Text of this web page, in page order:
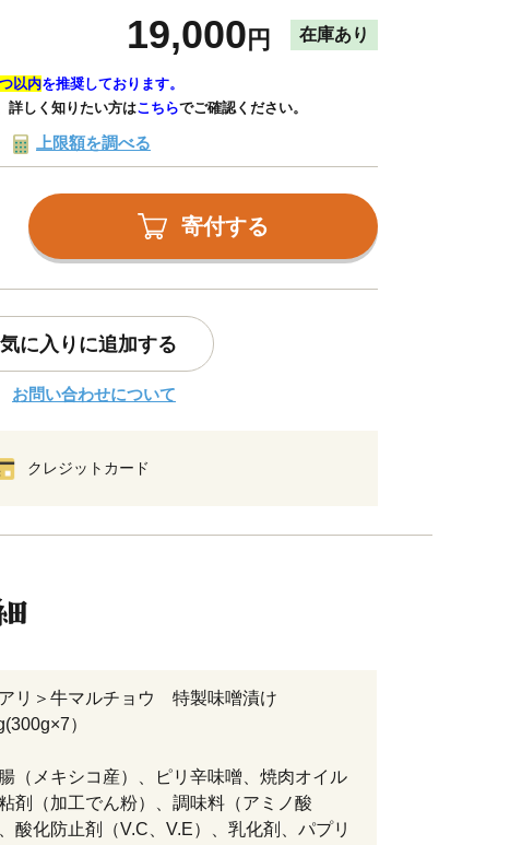
19,000 円 在庫あり
以内を推奨しております。
詳しく知りたい方はこちらでご確認ください。
上限額を調べる
寄付する
に入りに追加する
お問い合わせについて
クレジットカード
アリ＞牛マルチョウ 特製味噌漬け
）
（メキシコ産）、ピリ辛味噌、焼肉オイル
剤（加工でん粉）、調味料（アミノ酸
酸化防止剤（V.C、V.E）、乳化剤、パプリ